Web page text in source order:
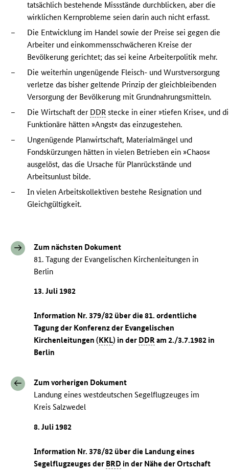
tatsächlich bestehende Missstände durchblicken, aber die
wirklichen Kernprobleme seien darin auch nicht erfasst.
–
Die Entwicklung im Handel sowie der Preise sei gegen die
Arbeiter und einkommensschwächeren Kreise der
Bevölkerung gerichtet; das sei keine Arbeiterpolitik mehr.
–
Die weiterhin ungenügende Fleisch- und Wurstversorgung
verletze das bisher geltende Prinzip der gleichbleibenden
Versorgung der Bevölkerung mit Grundnahrungsmitteln.
–
Die Wirtschaft der DDR stecke in einer »tiefen Krise«, und
Funktionäre hätten »Angst« das einzugestehen.
–
Ungenügende Planwirtschaft, Materialmängel und
Fondskürzungen hätten in vielen Betrieben ein »Chaos«
ausgelöst, das die Ursache für Planrückstände und
Arbeitsunlust bilde.
–
In vielen Arbeitskollektiven bestehe Resignation und
Gleichgültigkeit.
Zum nächsten Dokument
81. Tagung der Evangelischen Kirchenleitungen in
Berlin
13. Juli 1982
Information Nr. 379/82 über die 81. ordentliche
Tagung der Konferenz der Evangelischen
Kirchenleitungen (KKL) in der DDRam 2./3.7.1982 in
Berlin
Zum vorherigen Dokument
Landung eines westdeutschen Segelflugzeuges im
Kreis Salzwedel
8. Juli 1982
Information Nr. 378/82 über die Landung eines
Segelflugzeuges der BRD in der Nähe der Ortschaft